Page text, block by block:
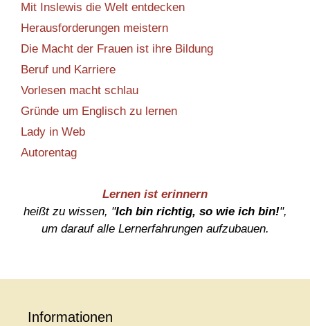
Mit Inslewis die Welt entdecken
Herausforderungen meistern
Die Macht der Frauen ist ihre Bildung
Beruf und Karriere
Vorlesen macht schlau
Gründe um Englisch zu lernen
Lady in Web
Autorentag
Lernen ist erinnern
heißt zu wissen, "Ich bin richtig, so wie ich bin!",
um darauf alle Lernerfahrungen aufzubauen.
Informationen